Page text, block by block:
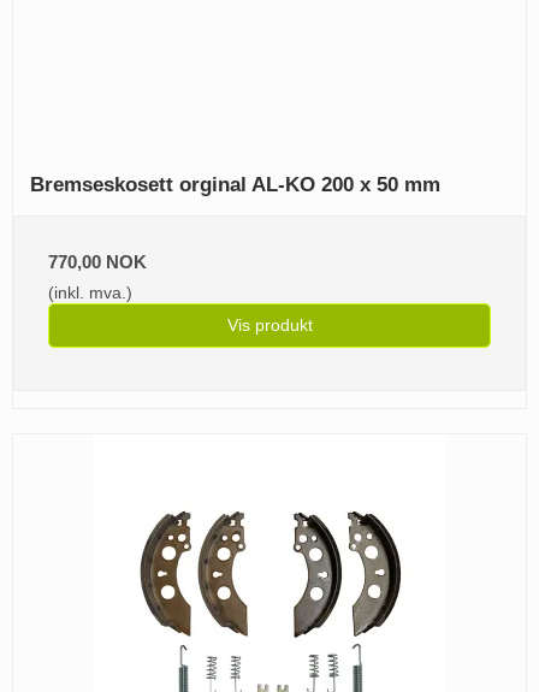
Bremseskosett orginal AL-KO 200 x 50 mm
770,00 NOK
(inkl. mva.)
Vis produkt